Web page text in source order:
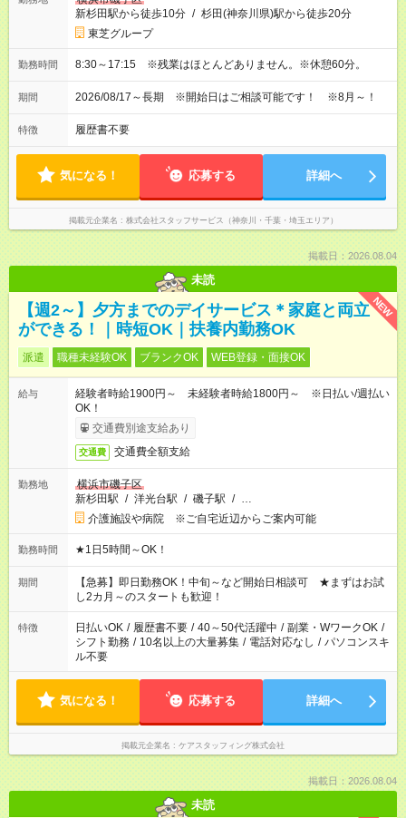
新杉田駅から徒歩10分 / 杉田(神奈川県)駅から徒歩20分
東芝グループ
勤務時間 8:30～17:15 ※残業はほとんどありません。※休憩60分。
期間 2026/08/17～長期 ※開始日はご相談可能です！ ※8月～！
特徴 履歴書不要
気になる！ 応募する 詳細へ
掲載元企業名 株式会社スタッフサービス（神奈川・千葉・埼玉エリア）
掲載日：2026.08.04
未読
NEW
【週2～】夕方までのデイサービス＊家庭と両立
ができる！｜時短OK｜扶養内勤務OK
派遣 職種未経験OK ブランクOK WEB登録・面接OK
給与
経験者時給1900円～ 未経験者時給1800円～ ※日払い/週払い
OK！
交通費別途支給あり
交通費 交通費全額支給
勤務地
横浜市磯子区
新杉田駅 / 洋光台駅 / 磯子駅 / …
介護施設や病院 ※ご自宅近辺からご案内可能
勤務時間 ★1日5時間～OK！
期間
【急募】即日勤務OK！中旬～など開始日相談可 ★まずはお試
し2カ月～のスタートも歓迎！
特徴 日払いOK / 履歴書不要 / 40～50代活躍中 / 副業・WワークOK /
シフト勤務 / 10名以上の大量募集 / 電話対応なし / パソコンスキ
ル不要
気になる！ 応募する 詳細へ
掲載元企業名 ケアスタッフィング株式会社
掲載日：2026.08.04
未読